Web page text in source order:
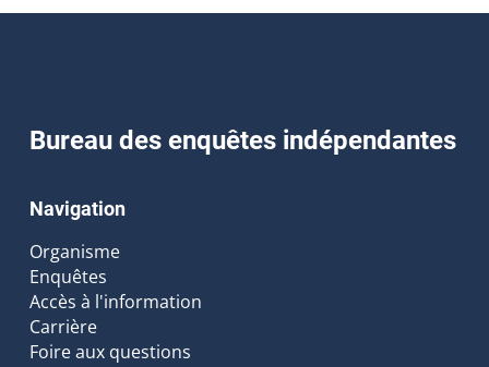
Bureau des enquêtes indépendantes
Navigation
Organisme
Enquêtes
Accès à l'information
Carrière
Foire aux questions